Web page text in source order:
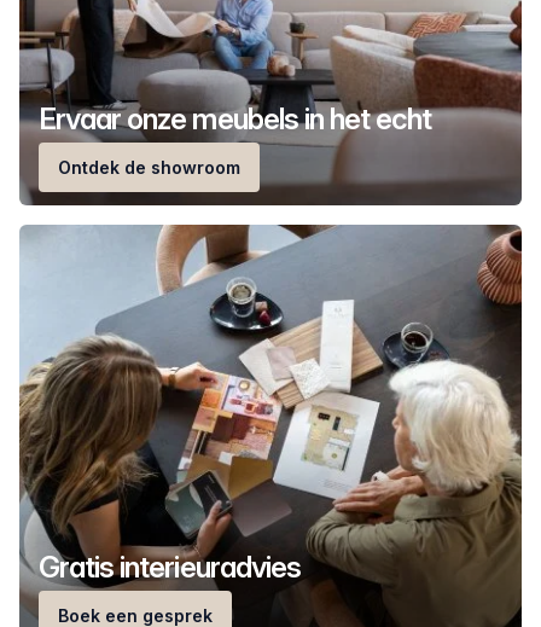
Ervaar onze meubels in het echt
Ontdek de showroom
Gratis interieuradvies
Boek een gesprek